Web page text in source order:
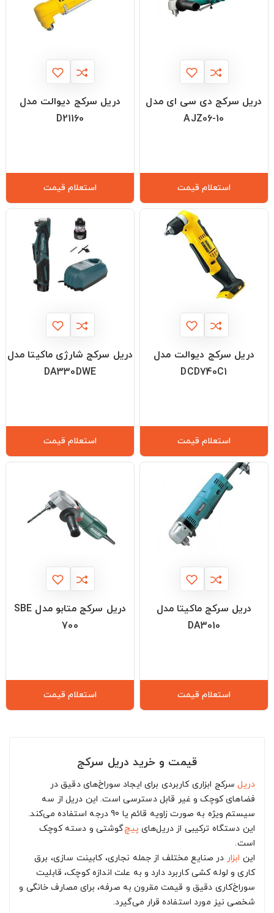
دریل سرکج دی سی ای مدل
AJZ06-10
استعلام قیمت
دریل سرکج دیوالت مدل
D21160
استعلام قیمت
دریل سرکج دیوالت مدل
DCD740C1
استعلام قیمت
دریل سرکج شارژی ماکیتا مدل
DA330DWE
استعلام قیمت
دریل سرکج ماکیتا مدل
DA3010
استعلام قیمت
دریل سرکج متابو مدل SBE
700
استعلام قیمت
قیمت و خرید دریل سرکج
دریلسرکج ابزاری کاربردی برای ایجاد سوراخ‌های دقیق در
فضاهای کوچک و غیر قابل دسترسی است. این دریل از سه
سیستم ویژه به صورت زاویه قائم یا 90 درجه استفاده می‌کند.
این دستگاه ترکیبی از دریل‌های پیچ‌گوشتی و دسته کوچک
است.
این ابزار در صنایع مختلف از جمله نجاری، کابینت سازی، برق
کاری و لوله کشی کاربرد دارد و به علت اندازه کوچک، قابلیت
سوراخ‌کاری دقیق و قیمت مقرون به صرفه، برای مصارف خانگی و
شخصی نیز مورد استفاده قرار می‌گیرد.